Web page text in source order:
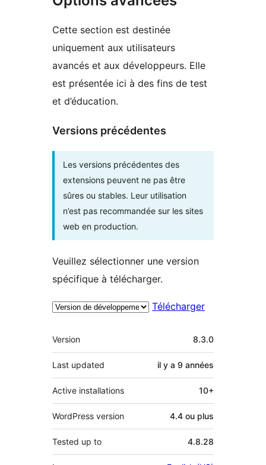
Cette section est destinée
uniquement aux utilisateurs
avancés et aux développeurs. Elle
est présentée ici à des fins de test
et d’éducation.
Versions précédentes
Les versions précédentes des
extensions peuvent ne pas être
sûres ou stables. Leur utilisation
n’est pas recommandée sur les sites
web en production.
Veuillez sélectionner une version
spécifique à télécharger.
Télécharger
Méta
Version 8.3.0
Last updated il y a 9 années
Active installations 10+
WordPress version 4.4 ou plus
Tested up to 4.8.28